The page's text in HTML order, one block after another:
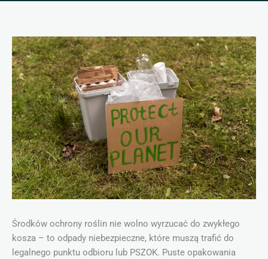
Środków ochrony roślin nie wolno wyrzucać do zwykłego
kosza – to odpady niebezpieczne, które muszą trafić do
legalnego punktu odbioru lub PSZOK. Puste opakowania